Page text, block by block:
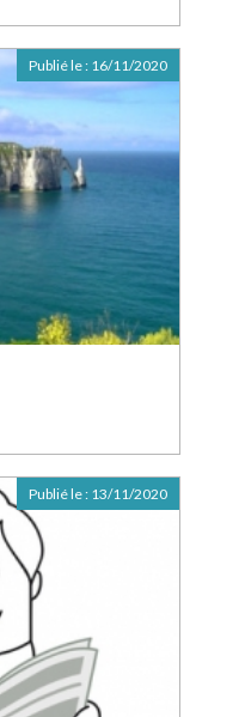
Publié le : 16/11/2020
Publié le : 13/11/2020